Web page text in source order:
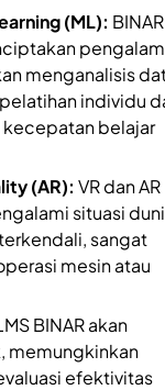
(ML): BINAR
menganalisis
individu
kecepatan belajar
(AR): VR dan AR
situasi
sangat
mesin atau
BINAR akan
memungkinkan
efektivitas